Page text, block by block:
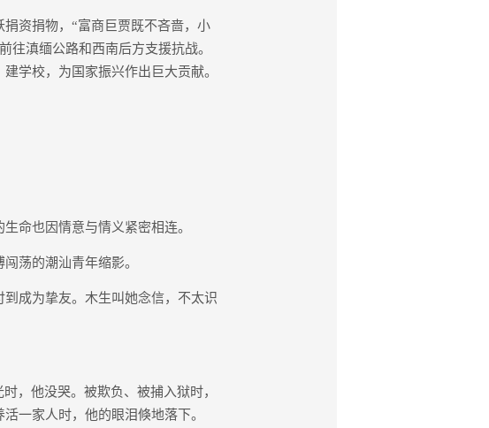
资捐物，“富商巨贾既不吝啬，小
往滇缅公路和西南后方支援抗战。
学校，为国家振兴作出巨大贡献。
命也因情意与情义紧密相连。
荡的潮汕青年缩影。
成为挚友。木生叫她念信，不太识
，他没哭。被欺负、被捕入狱时，
一家人时，他的眼泪倏地落下。